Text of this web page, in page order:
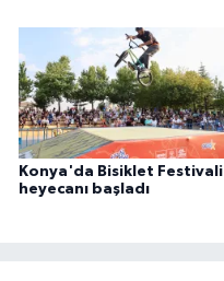
Konya'da Bisiklet Festivali
heyecanı başladı